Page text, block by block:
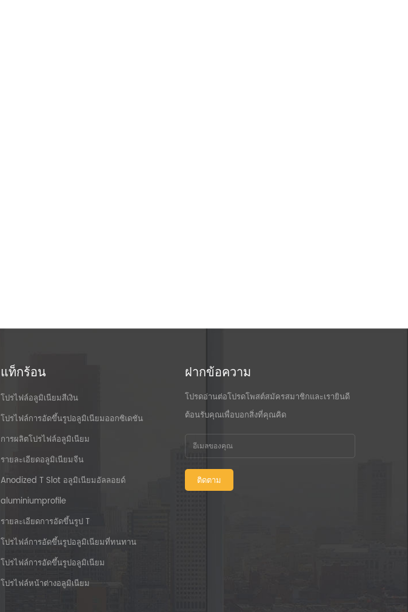
แท็กร้อน
โปรไฟล์อลูมิเนียมสีเงิน
โปรไฟล์การอัดขึ้นรูปอลูมิเนียมออกซิเดชัน
การผลิตโปรไฟล์อลูมิเนียม
รายละเอียดอลูมิเนียมจีน
Anodized T Slot อลูมิเนียมอัลลอยด์
aluminiumprofile
รายละเอียดการอัดขึ้นรูป T
โปรไฟล์การอัดขึ้นรูปอลูมิเนียมที่ทนทาน
โปรไฟล์การอัดขึ้นรูปอลูมิเนียม
โปรไฟล์หน้าต่างอลูมิเนียม
ฝากข้อความ
โปรดอ่านต่อโปรดโพสต์สมัครสมาชิกและเรายินดี
ต้อนรับคุณเพื่อบอกสิ่งที่คุณคิด
ติดตาม